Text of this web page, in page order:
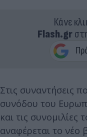
Κάνε
Flash.gr
Στις συναντήσεις
συνόδου του
και τις συνομιλίες
αναφέρεται το νέο